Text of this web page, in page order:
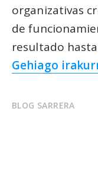
organizativas
de
resultado
Gehiago
BLOG SARRERA